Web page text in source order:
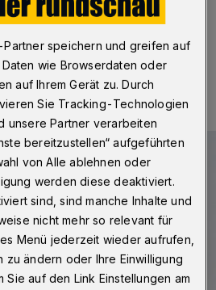
Eine Minute Lesezeit
-Partner speichern und greifen auf
wie Browserdaten oder
auf Ihrem Gerät zu. Durch
Sie Tracking-Technologien
unsere Partner verarbeiten
bereitzustellen“ aufgeführten
von Alle ablehnen oder
werden diese deaktiviert.
sind, sind manche Inhalte und
nicht mehr so relevant für
Menü jederzeit wieder aufrufen,
zu ändern oder Ihre Einwilligung
Sie auf den Link Einstellungen am